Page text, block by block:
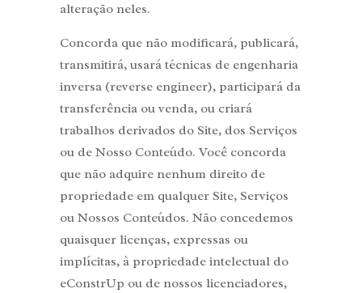
alteração neles.
Concorda que não modificará, publicará,
transmitirá, usará técnicas de engenharia
inversa (reverse engineer), participará da
transferência ou venda, ou criará
trabalhos derivados do Site, dos Serviços
ou de Nosso Conteúdo. Você concorda
que não adquire nenhum direito de
propriedade em qualquer Site, Serviços
ou Nossos Conteúdos. Não concedemos
quaisquer licenças, expressas ou
implícitas, à propriedade intelectual do
eConstrUp ou de nossos licenciadores,